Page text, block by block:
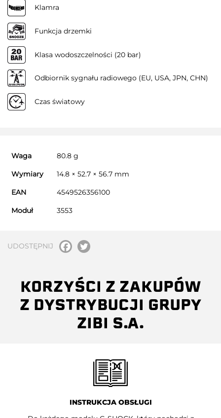
Klamra
Funkcja drzemki
Klasa wodoszczelności (20 bar)
Odbiornik sygnału radiowego (EU, USA, JPN, CHN)
Czas światowy
Waga 80.8 g
Wymiary 14.8 × 52.7 × 56.7 mm
EAN 4549526356100
Moduł 3553
UDOSTĘPNIJ
KORZYŚCI Z ZAKUPÓW
Z DYSTRYBUCJI GRUPY
ZIBI S.A.
INSTRUKCJA OBSŁUGI